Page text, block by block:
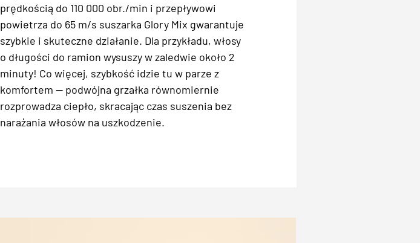
prędkością do 110 000 obr./min i przepływowi
powietrza do 65 m/s suszarka Glory Mix gwarantuje
szybkie i skuteczne działanie. Dla przykładu, włosy
o długości do ramion wysuszy w zaledwie około 2
minuty! Co więcej, szybkość idzie tu w parze z
komfortem — podwójna grzałka równomiernie
rozprowadza ciepło, skracając czas suszenia bez
narażania włosów na uszkodzenie.